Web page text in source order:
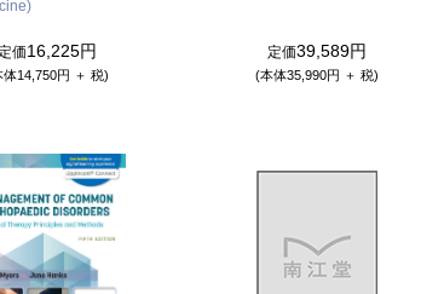
定価16,225円
体14,750円 ＋ 税)
定価39,589円
(本体35,990円 ＋ 税)